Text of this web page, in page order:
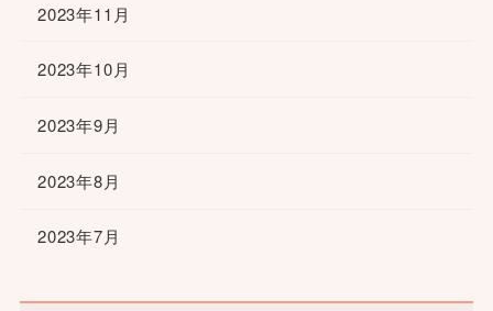
2023年11月
2023年10月
2023年9月
2023年8月
2023年7月